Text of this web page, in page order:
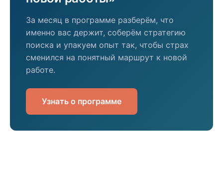
За месяц в программе разберём, что
именно вас держит, соберём стратегию
поиска и упакуем опыт так, чтобы страх
сменился на понятный маршрут к новой
работе.
Узнать о программе